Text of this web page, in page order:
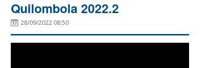
Quilombola 2022.2
28/09/2022 08:50